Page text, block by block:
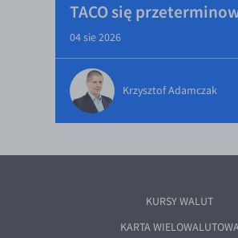
TACO się
04 sie 2026
Krzysztof Adamczak
KURSY WALUT
KARTA